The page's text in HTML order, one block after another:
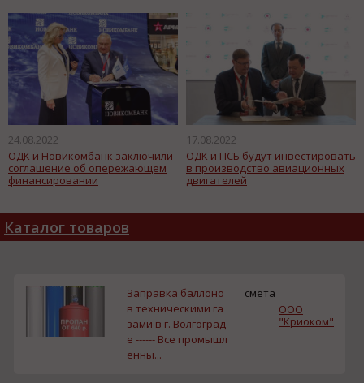
24.08.2022
ОДК и Новикомбанк заключили
соглашение об опережающем
финансировании
17.08.2022
ОДК и ПСБ будут инвестировать
в производство авиационных
двигателей
Каталог товаров
Заправка баллоно
в техническими га
зами в г. Волгоград
е ------ Все промышл
енны...
смета
ООО
"Криоком"